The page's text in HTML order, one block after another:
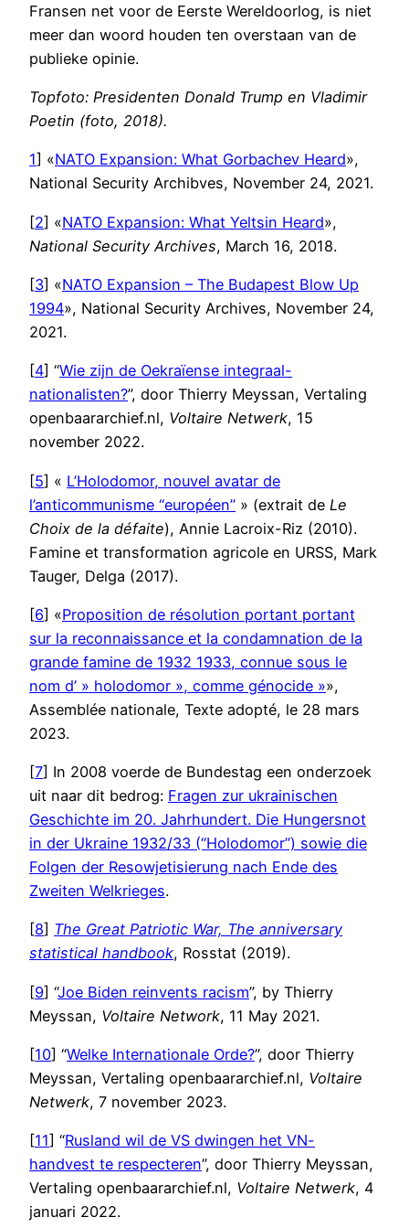
Fransen net voor de Eerste Wereldoorlog, is niet
meer dan woord houden ten overstaan van de
publieke opinie.
Topfoto: Presidenten Donald Trump en Vladimir
Poetin (foto, 2018).
1] «NATO Expansion: What Gorbachev Heard»,
National Security Archibves, November 24, 2021.
[2] «NATO Expansion: What Yeltsin Heard»,
National Security Archives, March 16, 2018.
[3] «NATO Expansion – The Budapest Blow Up
1994», National Security Archives, November 24,
2021.
[4] “Wie zijn de Oekraïense integraal-
nationalisten?”, door Thierry Meyssan, Vertaling
openbaararchief.nl, Voltaire Netwerk, 15
november 2022.
[5] « L’Holodomor, nouvel avatar de
l’anticommunisme “européen” » (extrait de Le
Choix de la défaite), Annie Lacroix-Riz (2010).
Famine et transformation agricole en URSS, Mark
Tauger, Delga (2017).
[6] «Proposition de résolution portant portant
sur la reconnaissance et la condamnation de la
grande famine de 1932 1933, connue sous le
nom d’ » holodomor », comme génocide »»,
Assemblée nationale, Texte adopté, le 28 mars
2023.
[7] In 2008 voerde de Bundestag een onderzoek
uit naar dit bedrog: Fragen zur ukrainischen
Geschichte im 20. Jahrhundert. Die Hungersnot
in der Ukraine 1932/33 (“Holodomor”) sowie die
Folgen der Resowjetisierung nach Ende des
Zweiten Welkrieges.
[8] The Great Patriotic War, The anniversary
statistical handbook, Rosstat (2019).
[9] “Joe Biden reinvents racism”, by Thierry
Meyssan, Voltaire Network, 11 May 2021.
[10] “Welke Internationale Orde?”, door Thierry
Meyssan, Vertaling openbaararchief.nl, Voltaire
Netwerk, 7 november 2023.
[11] “Rusland wil de VS dwingen het VN-
handvest te respecteren”, door Thierry Meyssan,
Vertaling openbaararchief.nl, Voltaire Netwerk, 4
januari 2022.